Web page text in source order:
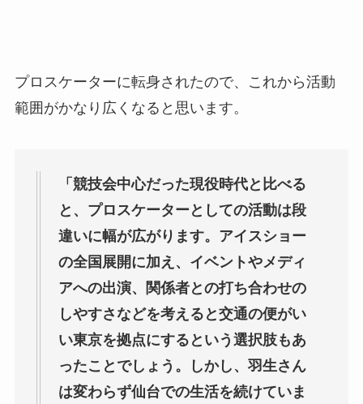
プロスケーターに転身されたので、これから活動
範囲がかなり広くなると思います。
「競技会中心だった現役時代と比べる
と、プロスケーターとしての活動は段
違いに幅が広がります。アイスショー
の全国展開に加え、イベントやメディ
アへの出演、関係者との打ち合わせの
しやすさなどを考えると交通の便がい
い東京を拠点にするという選択肢もあ
ったことでしょう。しかし、羽生さん
は変わらず仙台での生活を続けていま